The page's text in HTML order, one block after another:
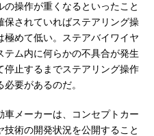
操作が重くなるといったこと
保されていればステアリング操
めて低い。ステアバイワイヤ
ム内に何らかの不具合が発生
停止するまでステアリング操作
要があるのだ。
メーカーは、コンセプトカー
術の開発状況を公開すること